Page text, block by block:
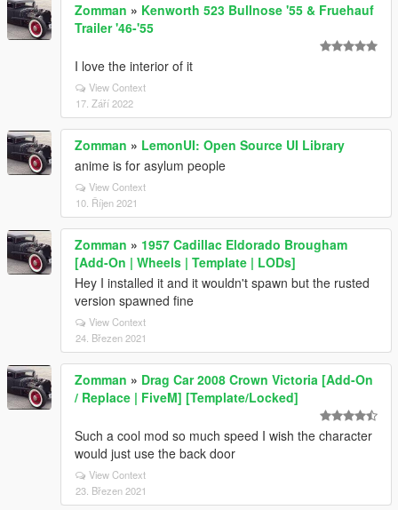
Zomman » Kenworth 523 Bullnose '55 & Fruehauf
Trailer '46-'55
I love the interior of it
View Context
17. Září 2022
Zomman » LemonUI: Open Source UI Library
anime is for asylum people
View Context
10. Říjen 2021
Zomman » 1957 Cadillac Eldorado Brougham
[Add-On | Wheels | Template | LODs]
Hey I installed it and it wouldn't spawn but the rusted
version spawned fine
View Context
24. Březen 2021
Zomman » Drag Car 2008 Crown Victoria [Add-On
/ Replace | FiveM] [Template/Locked]
Such a cool mod so much speed I wish the character
would just use the back door
View Context
23. Březen 2021